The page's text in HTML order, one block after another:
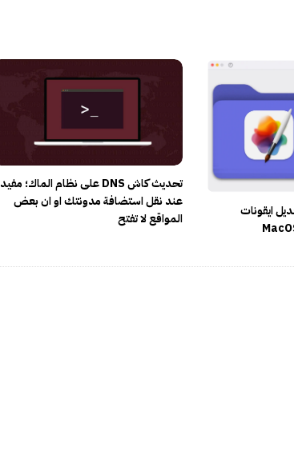
ايقونات
تحديث كاش DNS على نظام الماك؛ مفيد
عند نقل استضافة مدونتك او ان بعض
المواقع لا تفتح